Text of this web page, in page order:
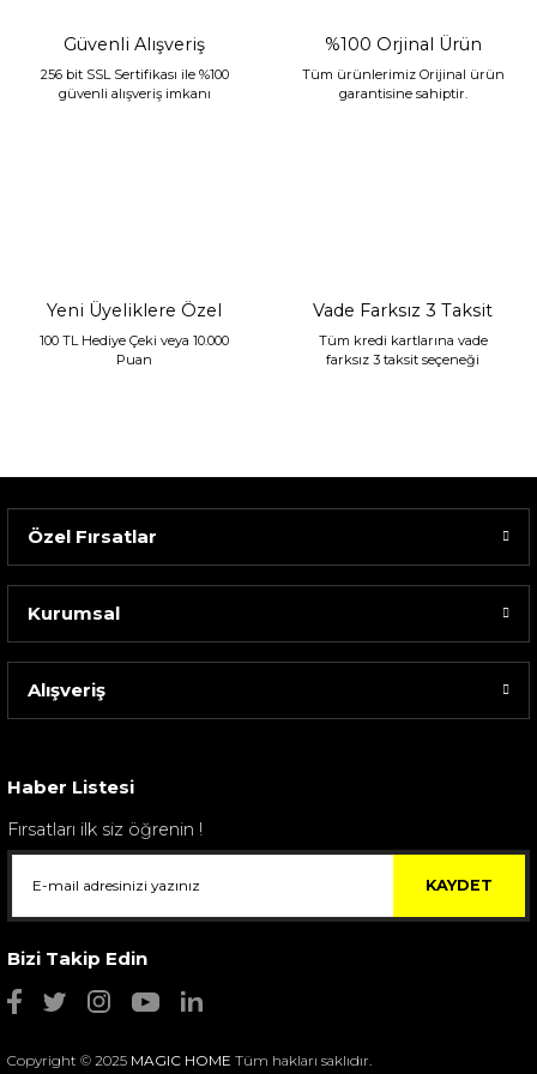
Sarev Elfıda Flanel Nevresim Takımı Çift Kişili...
Güvenli Alışveriş
256 bit SSL Sertifikası ile %100
güvenli alışveriş imkanı
%100 Orjinal Ürün
Tüm ürünlerimiz Orijinal ürün
garantisine sahiptir.
Yeni Üyeliklere Özel
100 TL Hediye Çeki veya 10.000
Puan
Vade Farksız 3 Taksit
Tüm kredi kartlarına vade
farksız 3 taksit seçeneği
Özel Fırsatlar
Kurumsal
Alışveriş
Haber Listesi
Fırsatları ilk siz öğrenin !
KAYDET
Bizi Takip Edin
Copyright © 2025 MAGIC HOME Tüm hakları saklıdır.